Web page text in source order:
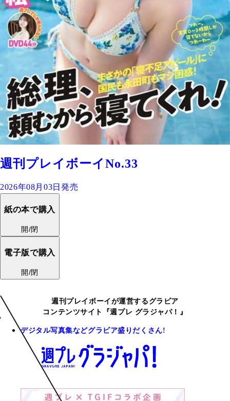
週刊プレイボーイNo.33
2026年08月03日発売
紙の本で購入
開/閉
電子版で購入
開/閉
週刊プレイボーイが運営するグラビア
コンテンツサイト『週プレ グラジャパ！』
デジタル写真集などグラビア盛りだくさん!